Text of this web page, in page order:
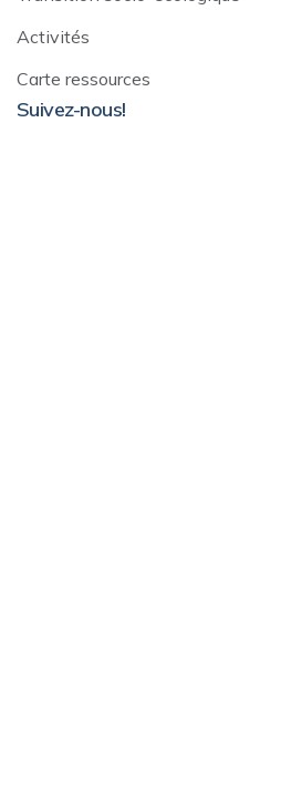
Activités
Carte ressources
Suivez-nous!